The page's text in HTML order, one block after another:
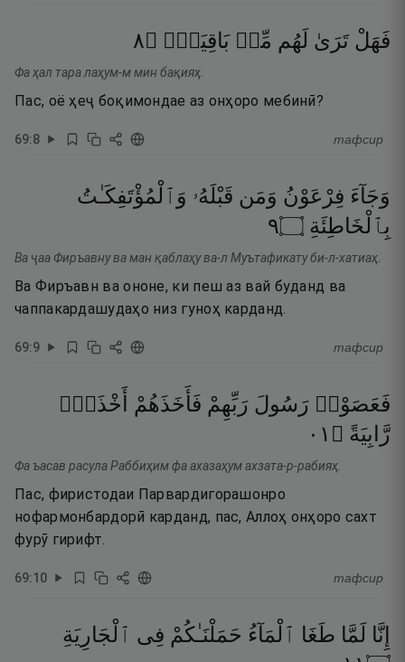
فَهَلْ تَرَىٰ لَهُم مِّنۢ بَاقِيَةٍۢ ۝٨
Фа ҳал тара лаҳум-м мин бақияҳ.
Пас, оё ҳеҷ боқимондае аз онҳоро мебинӣ?
69:8 тафсир
وَجَآءَ فِرْعَوْنُ وَمَن قَبْلَهُۥ وَٱلْمُؤْتَفِكَـٰتُ
بِٱلْخَاطِئَةِ ۝٩
Ва ҷаа Фиръавну ва ман қаблаҳу ва-л Муътафикату би-л-хатиаҳ.
Ва Фиръавн ва ононе, ки пеш аз вай буданд ва
чаппакардашудаҳо низ гуноҳ карданд.
69:9 тафсир
فَعَصَوْا۟ رَسُولَ رَبِّهِمْ فَأَخَذَهُمْ
أَخْذَةًۭ
رَّابِيَةً ۝ ١٠
Фа ъасав расула Раббиҳим фа ахазаҳум ахзата-р-рабияҳ.
Пас, фиристодаи Парвардигорашонро
нофармонбардорӣ карданд, пас, Аллоҳ онҳоро сахт
фурӯ гирифт.
69:10 тафсир
إِنَّا لَمَّا طَغَا ٱلْمَآءُ حَمَلْنَـٰكُمْ فِى ٱلْجَارِيَةِ